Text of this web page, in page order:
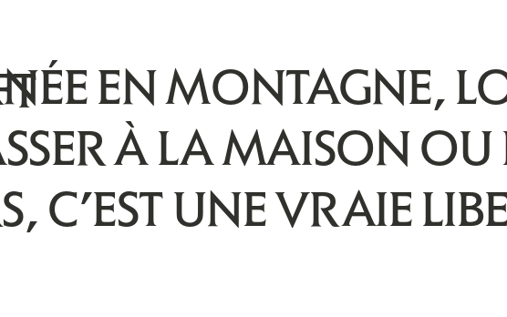
EN MONTAGNE,
À LA MAISON OU
C’EST UNE VRAIE